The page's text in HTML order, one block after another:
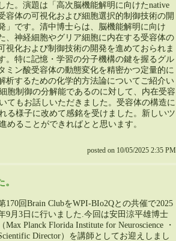
した。演題は「高次脳機能解明に向けたnative
容体の可視化および細胞選択的制御技術の開
」です。清中博士らは、脳機能解明に向け
、神経細胞やグリア細胞に内在する受容体の
視化および制御技術の開発を進めておられま
。特に記憶・学習の分子機構の鍵を握るグル
ミン酸受容体の動態変化を精密かつ定量的に
析するための化学的方法論についてご紹介い
胞制御の分解能であるのに対して、内在受容
てもお話しいただきました。受容体の構造に
る様子に改めて感銘を受けました。新しいツ
めることができればとと思います。
posted on 10/05/2025 2:35 PM
170回Brain ClubをWPI-BIo2Qとの共催で2025
9月3日に行いました.今回は安田涼平雄博士
（Max Planck Florida Institute for Neuroscience ・
Director）を講師としてお迎えしまし